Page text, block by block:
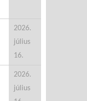
2026.
július
16.
2026.
július